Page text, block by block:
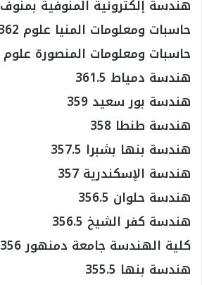
هندسة إلكترونية المنوفية بمنوف 362.5
حاسبات ومعلومات المنيا علوم 362
حاسبات ومعلومات المنصورة علوم 362
هندسة دمياط 361.5
هندسة بور سعيد 359
هندسة طنطا 358
هندسة بنها بشبرا 357.5
هندسة الإسكندرية 357
هندسة حلوان 356.5
هندسة كفر الشيخ 356.5
كلية الهندسة جامعة دمنهور 356
هندسة بنها 355.5